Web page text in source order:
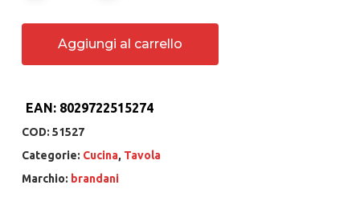
Aggiungi al carrello
EAN: 8029722515274
COD: 51527
Categorie: Cucina, Tavola
Marchio: brandani